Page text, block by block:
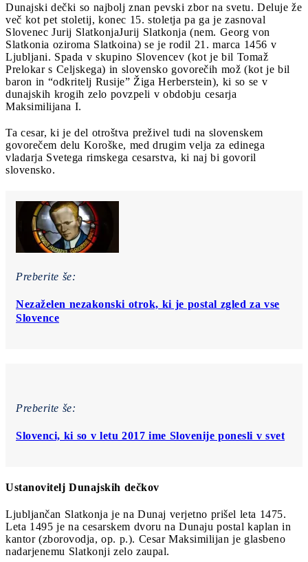
Dunajski dečki so najbolj znan pevski zbor na svetu. Deluje že
več kot pet stoletij, konec 15. stoletja pa ga je zasnoval
Slovenec Jurij SlatkonjaJurij Slatkonja (nem. Georg von
Slatkonia oziroma Slatkoina) se je rodil 21. marca 1456 v
Ljubljani. Spada v skupino Slovencev (kot je bil Tomaž
Prelokar s Celjskega) in slovensko govorečih mož (kot je bil
baron in “odkritelj Rusije” Žiga Herberstein), ki so se v
dunajskih krogih zelo povzpeli v obdobju cesarja
Maksimilijana I.
Ta cesar, ki je del otroštva preživel tudi na slovenskem
govorečem delu Koroške, med drugim velja za edinega
vladarja Svetega rimskega cesarstva, ki naj bi govoril
slovensko.
Preberite še:
Nezaželen nezakonski otrok, ki je postal zgled za vse
Slovence
Preberite še:
Slovenci, ki so v letu 2017 ime Slovenije ponesli v svet
Ustanovitelj Dunajskih dečkov
Ljubljančan Slatkonja je na Dunaj verjetno prišel leta 1475.
Leta 1495 je na cesarskem dvoru na Dunaju postal kaplan in
kantor (zborovodja, op. p.). Cesar Maksimilijan je glasbeno
nadarjenemu Slatkonji zelo zaupal.